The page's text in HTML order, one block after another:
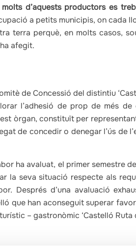
d’aquests productors es
a petits municipis, on cada
terra perquè, en molts casos,
afegit.
de Concessió del distintiu
l’adhesió de prop de més
òrgan, constituït per
de concedir o denegar l’ús de
ha avaluat, el primer semestre
la seva situació respecte als
Després d’una avaluació
que han aconseguit superar
– gastronòmic ‘Castelló Ruta